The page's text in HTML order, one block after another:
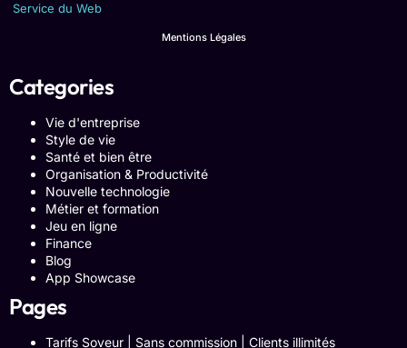
Service du Web
Mentions Légales
Categories
Vie d'entreprise
Style de vie
Santé et bien être
Organisation & Productivité
Nouvelle technologie
Métier et formation
Jeu en ligne
Finance
Blog
App Showcase
Pages
Tarifs Soveur | Sans commission | Clients illimités